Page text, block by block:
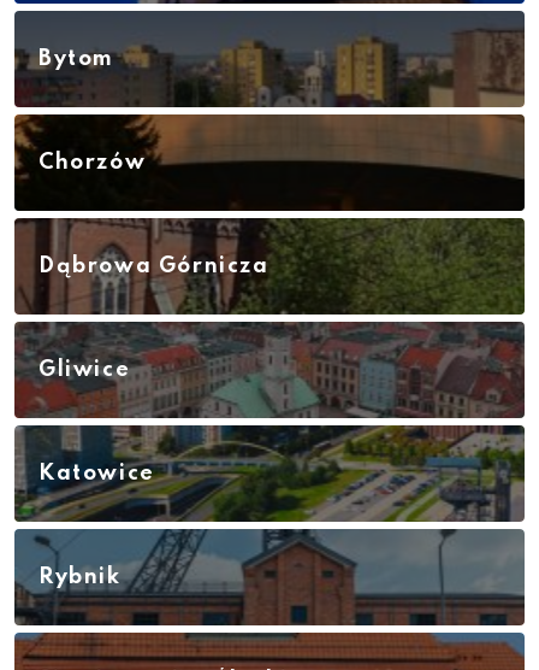
Bytom
Chorzów
Dąbrowa Górnicza
Gliwice
Katowice
Rybnik